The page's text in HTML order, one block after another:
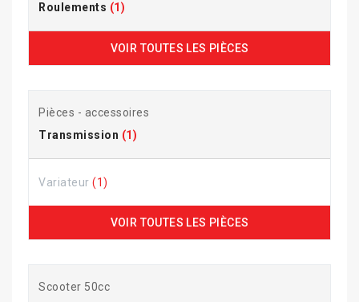
Roulements (1)
VOIR TOUTES LES PIÈCES
Pièces - accessoires
Transmission (1)
Variateur (1)
VOIR TOUTES LES PIÈCES
Scooter 50cc